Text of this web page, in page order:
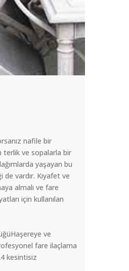
nafile bir
terlik ve sopalarla bir
yaşayan bu
vardır. Kıyafet ve
almalı ve fare
için kullanılan
ve
fare ilaçlama
kesintisiz